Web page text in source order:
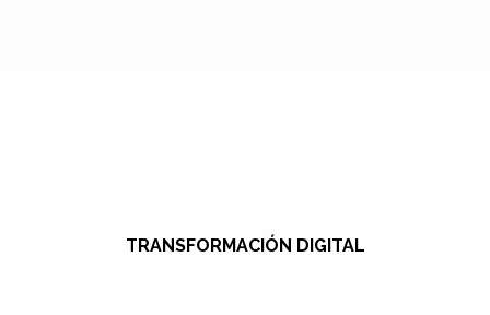
TRANSFORMACIÓN DIGITAL